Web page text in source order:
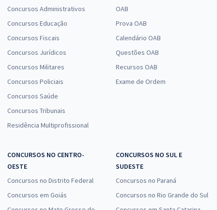
Concursos Administrativos
Concursos Educação
Concursos Fiscais
Concursos Jurídicos
Concursos Militares
Concursos Policiais
Concursos Saúde
Concursos Tribunais
Residência Multiprofissional
OAB
Prova OAB
Calendário OAB
Questões OAB
Recursos OAB
Exame de Ordem
CONCURSOS NO CENTRO-
OESTE
Concursos no Distrito Federal
Concursos em Goiás
CONCURSOS NO SUL E
SUDESTE
Concursos no Paraná
Concursos no Rio Grande do Sul